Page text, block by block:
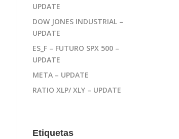
UPDATE
DOW JONES INDUSTRIAL –
UPDATE
ES_F – FUTURO SPX 500 –
UPDATE
META – UPDATE
RATIO XLP/ XLY – UPDATE
Etiquetas